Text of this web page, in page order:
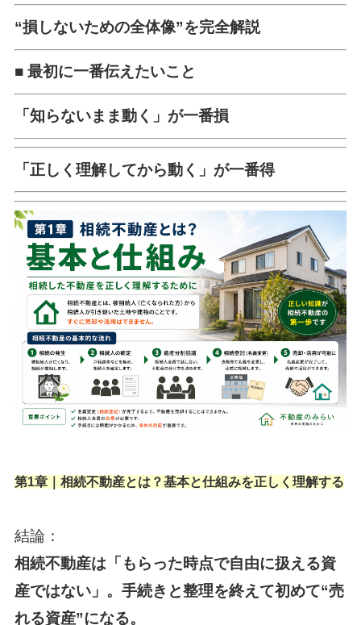
“損しないための全体像”を完全解説
■ 最初に一番伝えたいこと
「知らないまま動く」が一番損
「正しく理解してから動く」が一番得
第1章｜相続不動産とは？基本と仕組みを正しく理解する
結論：
相続不動産は「もらった時点で自由に扱える資
産ではない」。手続きと整理を終えて初めて“売
れる資産”になる。